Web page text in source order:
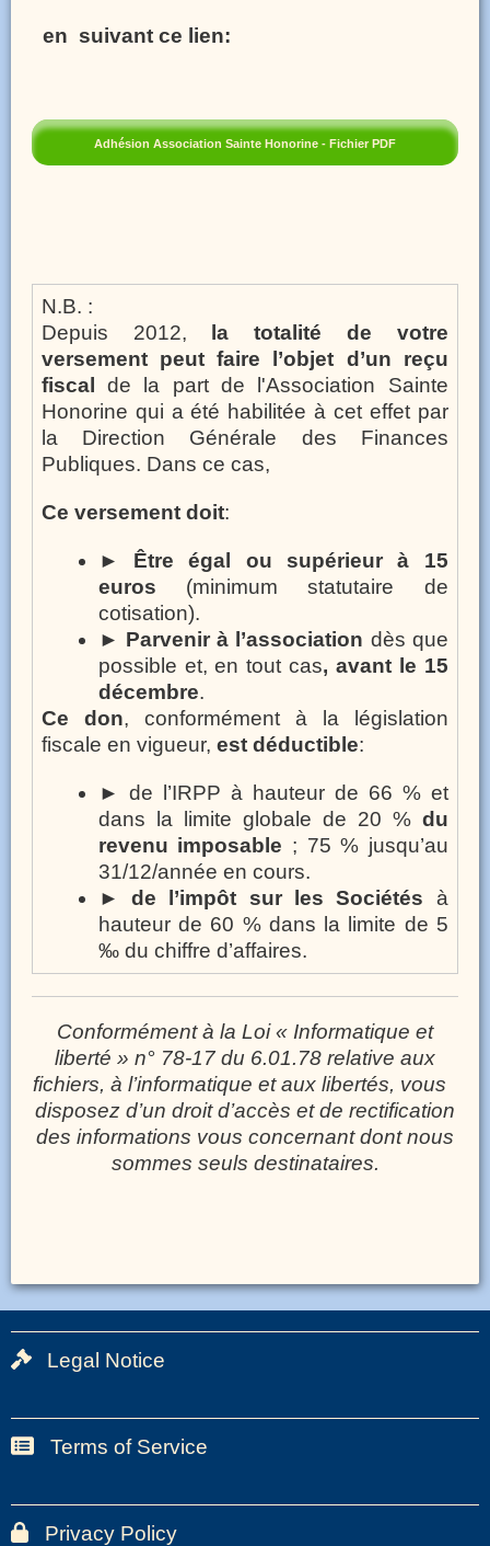
en suivant ce lien:
Adhésion Association Sainte Honorine - Fichier PDF
N.B. :
Depuis 2012, la totalité de votre
versement peut faire l’objet d’un reçu
fiscal de la part de l'Association Sainte
Honorine qui a été habilitée à cet effet par
la Direction Générale des Finances
Publiques. Dans ce cas,
Ce versement doit:
► Être égal ou supérieur à 15
euros (minimum statutaire de
cotisation).
► Parvenir à l’association dès que
possible et, en tout cas, avant le 15
décembre.
Ce don, conformément à la législation
fiscale en vigueur, est déductible:
► de l’IRPP à hauteur de 66 % et
dans la limite globale de 20 % du
revenu imposable ; 75 % jusqu’au
31/12/année en cours.
►de l’impôt sur les Sociétés à
hauteur de 60 % dans la limite de 5
‰ du chiffre d’affaires.
Conformément à la Loi « Informatique et
liberté » n° 78-17 du 6.01.78 relative aux
fichiers, à l’informatique et aux libertés, vous
disposez d’un droit d’accès et de rectification
des informations vous concernant dont nous
sommes seuls destinataires.
Bas
page
Legal Notice
Bas
page
Terms of Service
Privacy Policy